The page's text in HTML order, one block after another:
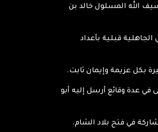
الله المسلول خالد بن
قبلية بأعداد
بكل عزيمة وإيمان ثابت.
في عدة وقائع أرسل إليه أبو
في فتح بلاد الشام.